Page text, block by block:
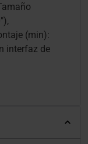
(min):
interfaz de